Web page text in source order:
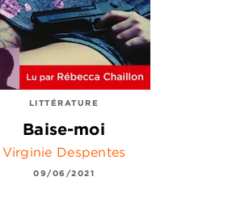
LITTÉRATURE
Baise-moi
Virginie Despentes
09/06/2021